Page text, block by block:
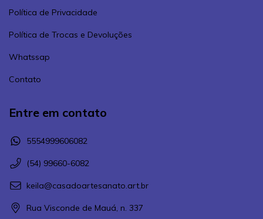
Política de Privacidade
Política de Trocas e Devoluções
Whatssap
Contato
Entre em contato
5554999606082
(54) 99660-6082
keila@casadoartesanato.art.br
Rua Visconde de Mauá, n. 337